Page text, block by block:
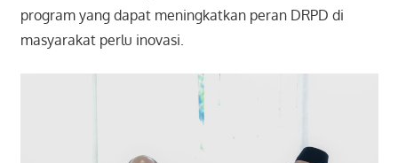
program yang dapat meningkatkan peran DRPD di
masyarakat perlu inovasi.